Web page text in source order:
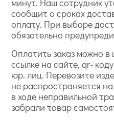
сообщит о сроках
оплату. При выборе
обязательно
Оплатить заказ можно
ссылке на сайте, qr-
юр. лиц. Перевозите
не распространяется
в ходе неправильной
забрали товар